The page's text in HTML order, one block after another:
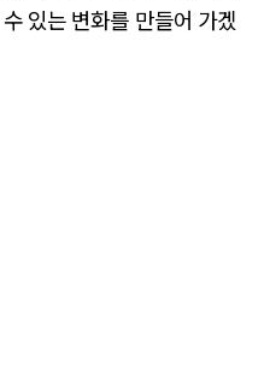
있는 변화를 만들어 가겠